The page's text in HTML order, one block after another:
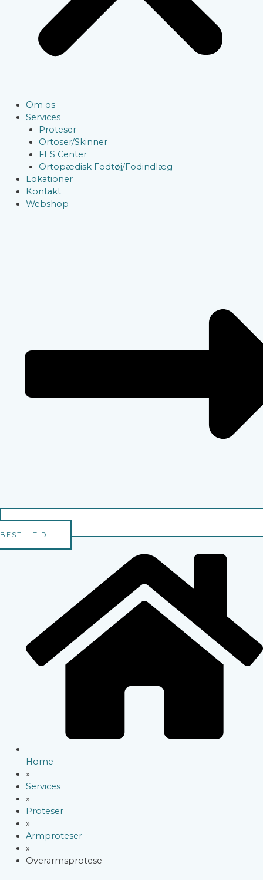
Om os
Services
Proteser
Ortoser/Skinner
FES Center
Ortopædisk Fodtøj/Fodindlæg
Lokationer
Kontakt
Webshop
BESTIL TID
Home
»
Services
»
Proteser
»
Armproteser
»
Overarmsprotese